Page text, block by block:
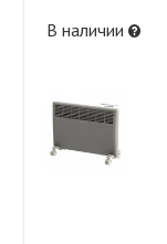
В наличии